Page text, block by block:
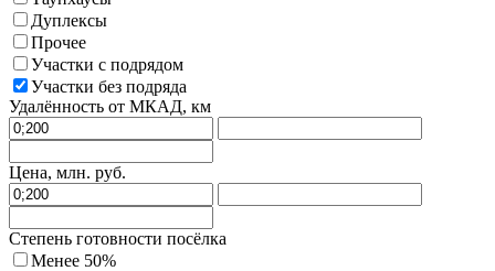
Дуплексы
Прочее
Участки с подрядом
Участки без подряда
Удалённость от МКАД, км
Цена, млн. руб.
Степень готовности посёлка
Менее 50%